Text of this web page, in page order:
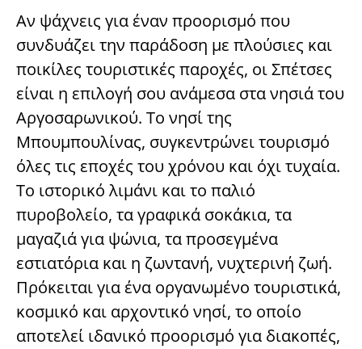
Αν ψάχνεις για έναν προορισμό που
συνδυάζει την παράδοση με πλούσιες και
ποικίλες τουριστικές παροχές, οι Σπέτσες
είναι η επιλογή σου ανάμεσα στα νησιά του
Αργοσαρωνικού. Το νησί της
Μπουμπουλίνας, συγκεντρώνει τουρισμό
όλες τις εποχές του χρόνου και όχι τυχαία.
Το ιστορικό λιμάνι και το παλιό
πυροβολείο, τα γραφικά σοκάκια, τα
μαγαζιά για ψώνια, τα προσεγμένα
εστιατόρια και η ζωντανή, νυχτερινή ζωή.
Πρόκειται για ένα οργανωμένο τουριστικά,
κοσμικό και αρχοντικό νησί, το οποίο
αποτελεί ιδανικό προορισμό για διακοπές,